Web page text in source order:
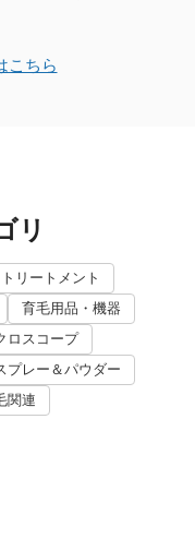
こちら
リ
リートメント
育毛用品・機器
ロスコープ
プレー＆パウダー
関連